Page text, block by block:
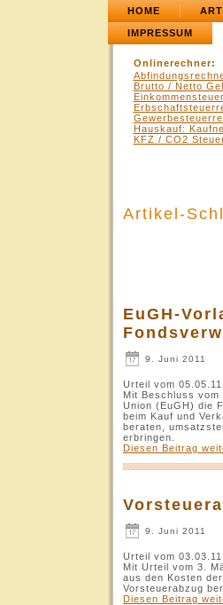
HOME
IMPRESSUM
Onlinerechner:
Brutto / Netto
Hauskauf:
KFZ / CO2
Artikel-
EuGH-
9. Juni 2011
Urteil vom
Mit Beschluss
Union (EuGH) die
beim Kauf und
beraten,
erbringen.
Diesen Beitrag
9. Juni 2011
Urteil vom
Mit Urteil vom 3.
aus den Kosten
Vorsteuerabzug
Diesen Beitrag